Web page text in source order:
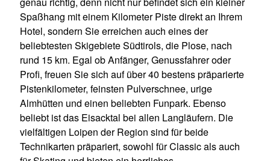
Spaßhang mit einem Kilometer Piste direkt an Ihrem
Hotel, sondern Sie erreichen auch eines der
beliebtesten Skigebiete Südtirols, die Plose, nach
rund 15 km. Egal ob Anfänger, Genussfahrer oder
Profi, freuen Sie sich auf über 40 bestens präparierte
Pistenkilometer, feinsten Pulverschnee, urige
Almhütten und einen beliebten Funpark. Ebenso
beliebt ist das Eisacktal bei allen Langläufern. Die
vielfältigen Loipen der Region sind für beide
Technikarten präpariert, sowohl für Classic als auch